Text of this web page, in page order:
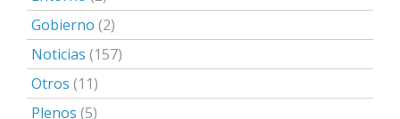
Gobierno (2)
Noticias (157)
Otros (11)
Plenos (5)